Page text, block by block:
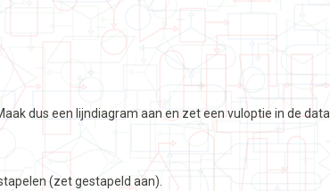
dus een lijndiagram aan en zet een vuloptie in de
(zet gestapeld aan).